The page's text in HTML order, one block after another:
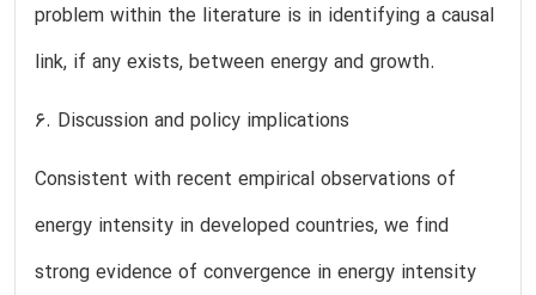
problem within the literature is in identifying a causal
link, if any exists, between energy and growth.
6. Discussion and policy implications
Consistent with recent empirical observations of
energy intensity in developed countries, we find
strong evidence of convergence in energy intensity